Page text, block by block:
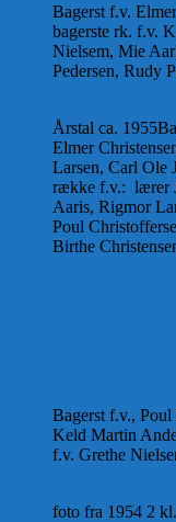
Bagerst f.v.
bagerste rk. f.v.
Nielsem, Mie
Pedersen, Rudy
Årstal ca.
Elmer
Larsen, Carl Ole
række f.v.: lærer
Aaris, Rigmor
Poul
Birthe
Bagerst f.v.,
Keld Martin
f.v. Grethe
foto fra 1954 2 kl.